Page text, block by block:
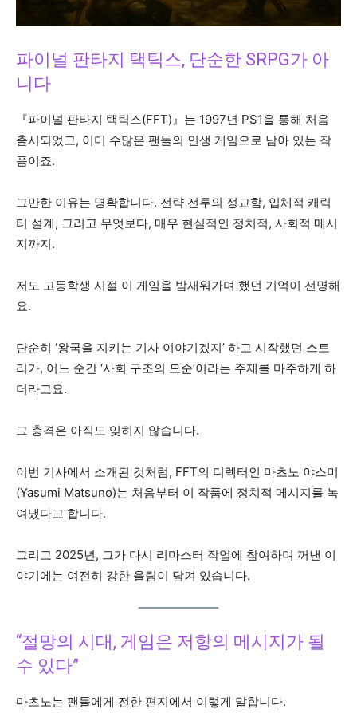
파이널 판타지 택틱스, 단순한 SRPG가 아
니다
『파이널 판타지 택틱스(FFT)』는 1997년 PS1을 통해 처음
출시되었고, 이미 수많은 팬들의 인생 게임으로 남아 있는 작
품이죠.
그만한 이유는 명확합니다. 전략 전투의 정교함, 입체적 캐릭
터 설계, 그리고 무엇보다, 매우 현실적인 정치적, 사회적 메시
지까지.
저도 고등학생 시절 이 게임을 밤새워가며 했던 기억이 선명해
요.
단순히 ‘왕국을 지키는 기사 이야기겠지’ 하고 시작했던 스토
리가, 어느 순간 ‘사회 구조의 모순’이라는 주제를 마주하게 하
더라고요.
그 충격은 아직도 잊히지 않습니다.
이번 기사에서 소개된 것처럼, FFT의 디렉터인 마츠노 야스미
(Yasumi Matsuno)는 처음부터 이 작품에 정치적 메시지를 녹
여냈다고 합니다.
그리고 2025년, 그가 다시 리마스터 작업에 참여하며 꺼낸 이
야기에는 여전히 강한 울림이 담겨 있습니다.
“절망의 시대, 게임은 저항의 메시지가 될
수 있다”
마츠노는 팬들에게 전한 편지에서 이렇게 말합니다.